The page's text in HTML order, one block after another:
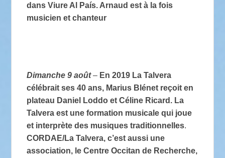
dans Viure Al País. Arnaud est à la fois
musicien et chanteur
Dimanche 9 août – En 2019 La Talvera
célébrait ses 40 ans, Marius Blénet reçoit en
plateau Daniel Loddo et Céline Ricard. La
Talvera est une formation musicale qui joue
et interprète des musiques traditionnelles.
CORDAE/La Talvera, c’est aussi une
association, le Centre Occitan de Recherche,